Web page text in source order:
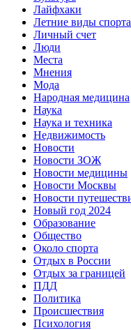
Лайфхаки
Летние виды спорта
Личный счет
Люди
Места
Мнения
Мода
Народная медицина
Наука
Наука и техника
Недвижимость
Новости
Новости ЗОЖ
Новости медицины
Новости Москвы
Новости
Новый год 2024
Образование
Общество
Около спорта
Отдых в России
Отдых за границей
ПДД
Политика
Происшествия
Психология